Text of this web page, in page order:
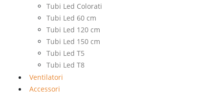
Tubi Led Colorati
Tubi Led 60 cm
Tubi Led 120 cm
Tubi Led 150 cm
Tubi Led T5
Tubi Led T8
Ventilatori
Accessori